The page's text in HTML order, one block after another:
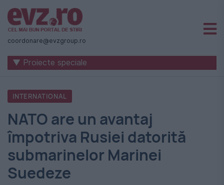
Știri
naționale
internaționale
România
-
Evenimentul
Zilei
coordonare@evzgroup.ro
▼ Proiecte speciale
INTERNATIONAL
NATO are un avantaj
împotriva Rusiei datorită
submarinelor Marinei
Suedeze